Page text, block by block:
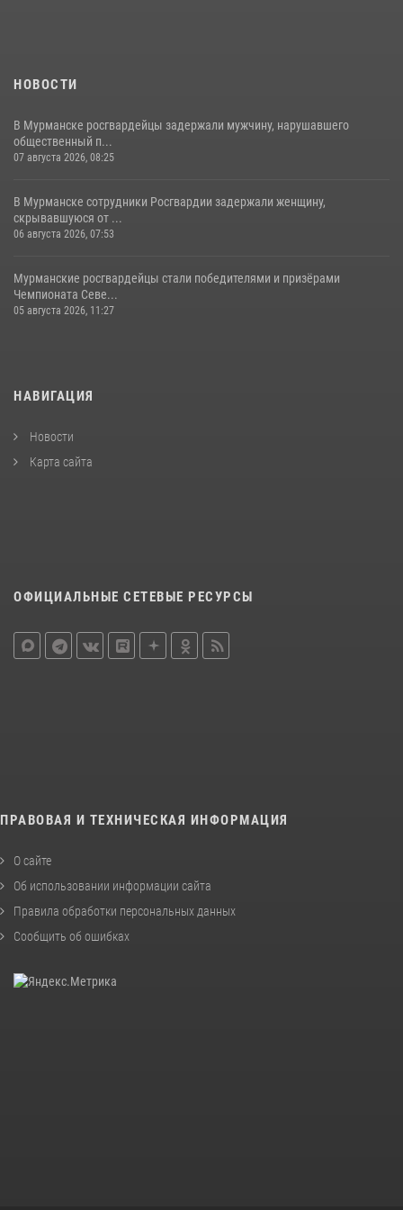
НОВОСТИ
В Мурманске росгвардейцы задержали мужчину, нарушавшего
общественный п...
07 августа 2026, 08:25
В Мурманске сотрудники Росгвардии задержали женщину,
скрывавшуюся от ...
06 августа 2026, 07:53
Мурманские росгвардейцы стали победителями и призёрами
Чемпионата Севе...
05 августа 2026, 11:27
НАВИГАЦИЯ
Новости
Карта сайта
ОФИЦИАЛЬНЫЕ СЕТЕВЫЕ РЕСУРСЫ
ПРАВОВАЯ И ТЕХНИЧЕСКАЯ ИНФОРМАЦИЯ
О сайте
Об использовании информации сайта
Правила обработки персональных данных
Сообщить об ошибках